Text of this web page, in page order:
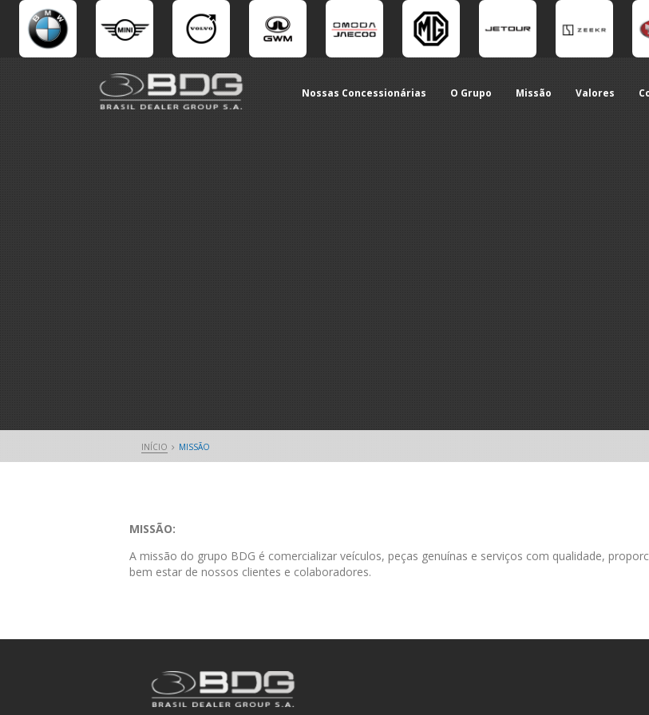
Nossas Concessionárias O Grupo Missão Valores
INÍCIO MISSÃO
MISSÃO:
A missão do grupo BDG é comercializar veículos, peças genuínas e serviços com qualidade,
bem estar de nossos clientes e colaboradores.